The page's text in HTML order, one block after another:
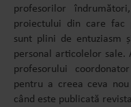
profesorilor
proiectului din care fac
sunt plini de entuziasm
personal articolelor sale.
profesorului
pentru a creea ceva
când este publicată